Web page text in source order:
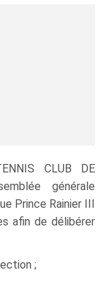
CLUB DE
générale
Prince Rainier III
afin de délibérer
;